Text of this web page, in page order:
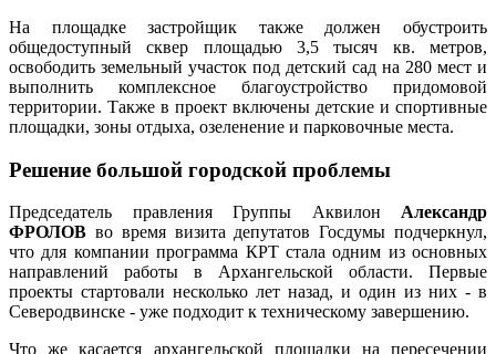
На площадке застройщик также должен обустроить
общедоступный сквер площадью 3,5 тысяч кв. метров,
освободить земельный участок под детский сад на 280 мест и
выполнить комплексное благоустройство придомовой
территории. Также в проект включены детские и спортивные
площадки, зоны отдыха, озеленение и парковочные места.
Решение большой городской проблемы
Председатель правления Группы Аквилон Александр
ФРОЛОВ во время визита депутатов Госдумы подчеркнул,
что для компании программа КРТ стала одним из основных
направлений работы в Архангельской области. Первые
проекты стартовали несколько лет назад, и один из них - в
Северодвинске - уже подходит к техническому завершению.
Что же касается архангельской площадки на пересечении